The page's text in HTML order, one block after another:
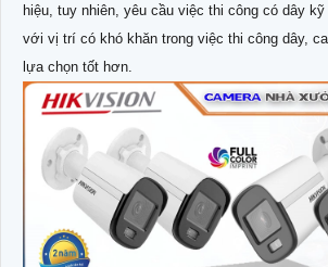
hiệu, tuy nhiên, yêu cầu việc thi công có dây
với vị trí có khó khăn trong việc thi công dây,
lựa chọn tốt hơn.